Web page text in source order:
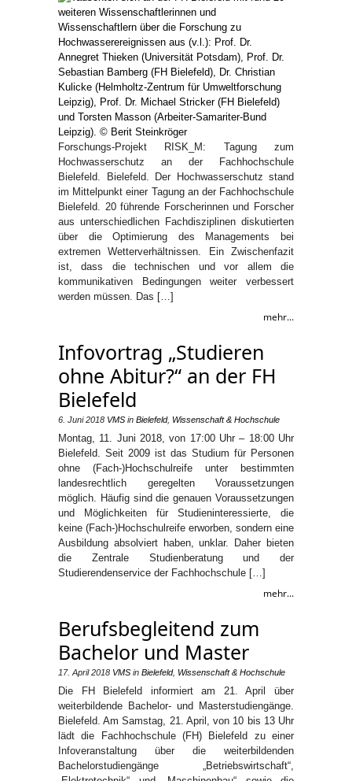
Forschungs-Projekt RISK_M: Tagung zum
Hochwasserschutz an der Fachhochschule
Bielefeld. Bielefeld. Der Hochwasserschutz stand
im Mittelpunkt einer Tagung an der Fachhochschule
Bielefeld. 20 führende Forscherinnen und Forscher
aus unterschiedlichen Fachdisziplinen diskutierten
über die Optimierung des Managements bei
extremen Wetterverhältnissen. Ein Zwischenfazit
ist, dass die technischen und vor allem die
kommunikativen Bedingungen weiter verbessert
werden müssen. Das […]
mehr...
Infovortrag „Studieren
ohne Abitur?“ an der FH
Bielefeld
6. Juni 2018 VMS in Bielefeld, Wissenschaft & Hochschule
Montag, 11. Juni 2018, von 17:00 Uhr – 18:00 Uhr
Bielefeld. Seit 2009 ist das Studium für Personen
ohne (Fach-)Hochschulreife unter bestimmten
landesrechtlich geregelten Voraussetzungen
möglich. Häufig sind die genauen Voraussetzungen
und Möglichkeiten für Studieninteressierte, die
keine (Fach-)Hochschulreife erworben, sondern eine
Ausbildung absolviert haben, unklar. Daher bieten
die Zentrale Studienberatung und der
Studierendenservice der Fachhochschule […]
mehr...
Berufsbegleitend zum
Bachelor und Master
17. April 2018 VMS in Bielefeld, Wissenschaft & Hochschule
Die FH Bielefeld informiert am 21. April über
weiterbildende Bachelor- und Masterstudiengänge.
Bielefeld. Am Samstag, 21. April, von 10 bis 13 Uhr
lädt die Fachhochschule (FH) Bielefeld zu einer
Infoveranstaltung über die weiterbildenden
Bachelorstudiengänge „Betriebswirtschaft“,